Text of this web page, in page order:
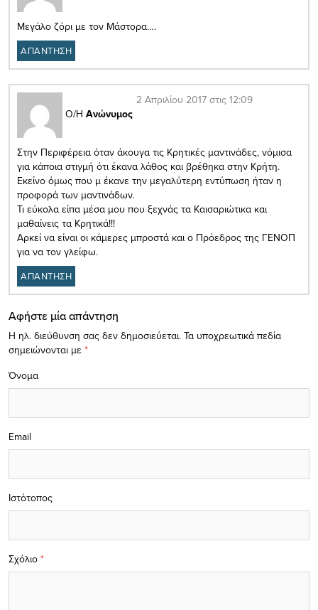
Μεγάλο ζόρι με τον Μάστορα….
ΑΠΑΝΤΗΣΗ
Ο/Η Ανώνυμος
2 Απριλίου 2017 στις 12:09
Στην Περιφέρεια όταν άκουγα τις Κρητικές μαντινάδες, νόμισα
για κάποια στιγμή ότι έκανα λάθος και βρέθηκα στην Κρήτη.
Εκείνο όμως που μ έκανε την μεγαλύτερη εντύπωση ήταν η
προφορά των μαντινάδων.
Τι εύκολα είπα μέσα μου που ξεχνάς τα Καισαριώτικα και
μαθαίνεις τα Κρητικά!!!
Αρκεί να είναι οι κάμερες μπροστά και ο Πρόεδρος της ΓΕΝΟΠ
για να τον γλείφω.
ΑΠΑΝΤΗΣΗ
Αφήστε μία απάντηση
Η ηλ. διεύθυνση σας δεν δημοσιεύεται. Τα υποχρεωτικά πεδία
σημειώνονται με *
Σχόλιο *
Όνομα
Email
Ιστότοπος